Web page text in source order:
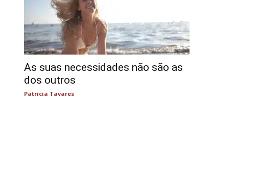
As suas necessidades não são as
dos outros
Patricia Tavares